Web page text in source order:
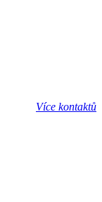
Více kontaktů